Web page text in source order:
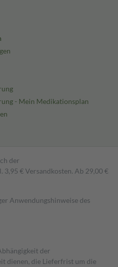
- Mein Medikationsplan
der
€ Versandkosten. Ab 29,00 €
Anwendungshinweise des
der
dienen, die Lieferfrist um die